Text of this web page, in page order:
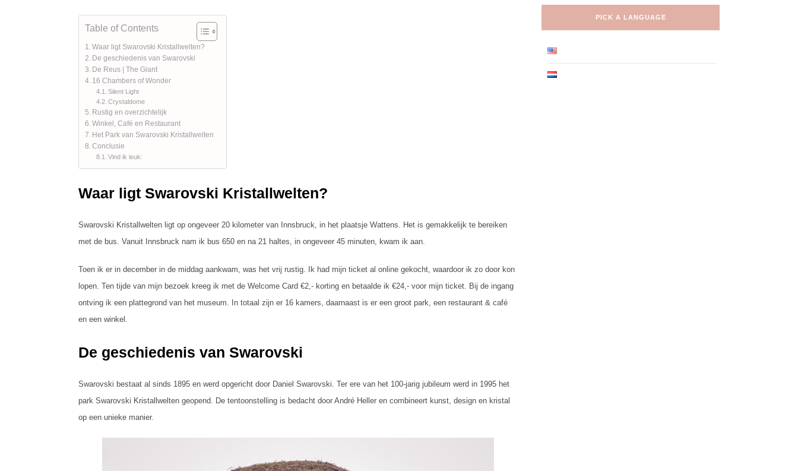
Table of Contents
Waar ligt Swarovski Kristallwelten?
De geschiedenis van Swarovski
De Reus | The Giant
16 Chambers of Wonder
Silent Light
Crystaldome
Rustig en overzichtelijk
Winkel, Café en Restaurant
Het Park van Swarovski Kristallwelten
Conclusie
Vind ik leuk:
Waar ligt Swarovski Kristallwelten?
Swarovski Kristallwelten ligt op ongeveer 20 kilometer van Innsbruck, in het plaatsje Wattens. Het is gemakkelijk te bereiken
met de bus. Vanuit Innsbruck nam ik bus 650 en na 21 haltes, in ongeveer 45 minuten, kwam ik aan.
Toen ik er in december in de middag aankwam, was het vrij rustig. Ik had mijn ticket al online gekocht, waardoor ik zo door kon
lopen. Ten tijde van mijn bezoek kreeg ik met de Welcome Card €2,- korting en betaalde ik €24,- voor mijn ticket. Bij de ingang
ontving ik een plattegrond van het museum. In totaal zijn er 16 kamers, daarnaast is er een groot park, een restaurant & café
en een winkel.
De geschiedenis van Swarovski
Swarovski bestaat al sinds 1895 en werd opgericht door Daniel Swarovski. Ter ere van het 100-jarig jubileum werd in 1995 het
park Swarovski Kristallwelten geopend. De tentoonstelling is bedacht door André Heller en combineert kunst, design en kristal
op een unieke manier.
PICK A LANGUAGE